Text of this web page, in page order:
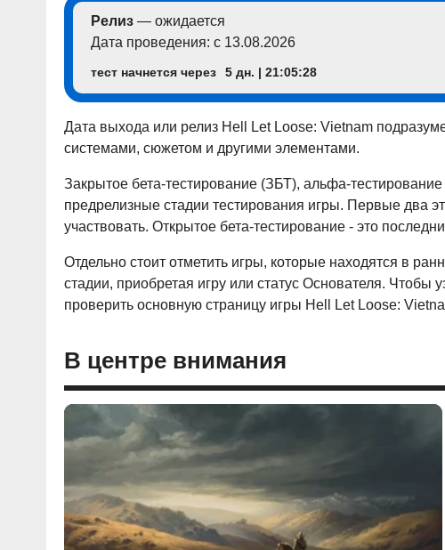
Релиз — ожидается
Дата проведения: с 13.08.2026
тест начнется через 5 дн. | 21:05:27
Дата выхода или релиз Hell Let Loose: Vietnam
системами, сюжетом и другими элементами.
Закрытое бета-тестирование (ЗБТ), альфа-
предрелизные стадии тестирования игры. Первые два
участвовать. Открытое бета-тестирование - это
Отдельно стоит отметить игры, которые находятся в
стадии, приобретая игру или статус Основателя. Чтобы
проверить основную страницу игры Hell Let Loose:
В центре внимания